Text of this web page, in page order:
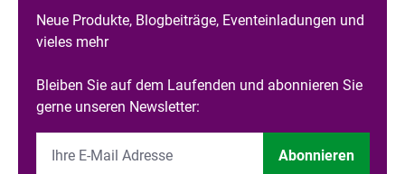
Neue Produkte, Blogbeiträge, Eventeinladungen und
vieles mehr
Bleiben Sie auf dem Laufenden und abonnieren Sie
gerne unseren Newsletter:
Abonnieren